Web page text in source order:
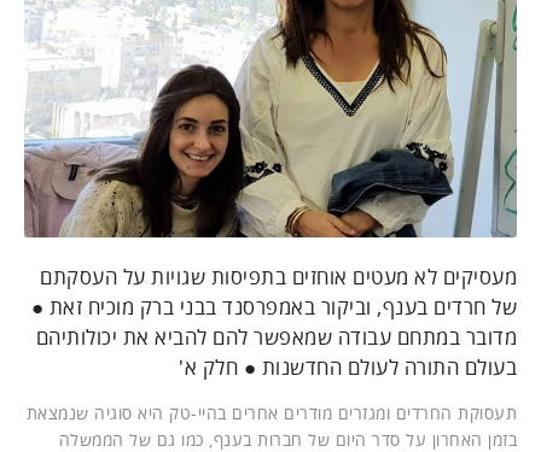
מעסיקים לא מעטים אוחזים בתפיסות שגויות על העסקתם
של חרדים בענף, וביקור באמפרסנד בבני ברק מוכיח זאת ●
מדובר במתחם עבודה שמאפשר להם להביא את יכולותיהם
בעולם התורה לעולם החדשנות ● חלק א'
תעסוקת החרדים ומגזרים מודרים אחרים בהיי-טק היא סוגיה שנמצאת
בזמן האחרון על סדר היום של חברות בענף, כמו גם של הממשלה